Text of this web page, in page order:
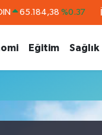
65.184,38 %0.37
55,1823 %-0.06
13.779 %-14
Eğitim Sağlık